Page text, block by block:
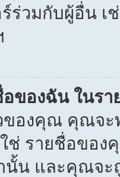
วมกับผู้อื่น เ
ของฉัน ในร
องคุณ คุณจะ
รายชื่อของ
นั้น และคุณจ